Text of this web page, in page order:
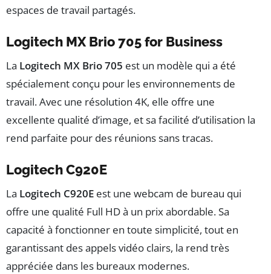
espaces de travail partagés.
Logitech MX Brio 705 for Business
La Logitech MX Brio 705 est un modèle qui a été
spécialement conçu pour les environnements de
travail. Avec une résolution 4K, elle offre une
excellente qualité d’image, et sa facilité d’utilisation la
rend parfaite pour des réunions sans tracas.
Logitech C920E
La Logitech C920E est une webcam de bureau qui
offre une qualité Full HD à un prix abordable. Sa
capacité à fonctionner en toute simplicité, tout en
garantissant des appels vidéo clairs, la rend très
appréciée dans les bureaux modernes.